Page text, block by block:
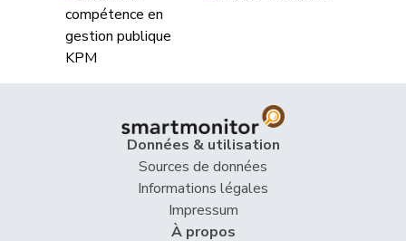
Données & utilisation
Sources de données
Informations légales
Impressum
À propos